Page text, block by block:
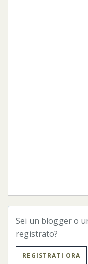
Sei un blogger o
registrato?
REGISTRATI ORA